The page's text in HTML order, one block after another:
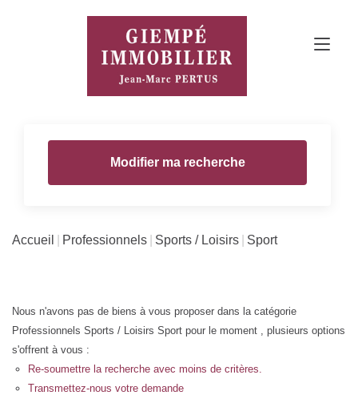
Modifier ma recherche
Accueil Professionnels Sports / Loisirs Sport
Nous n'avons pas de biens à vous proposer dans la catégorie
Professionnels Sports / Loisirs Sport pour le moment , plusieurs options
s'offrent à vous :
Re-soumettre la recherche avec moins de critères.
Transmettez-nous votre demande